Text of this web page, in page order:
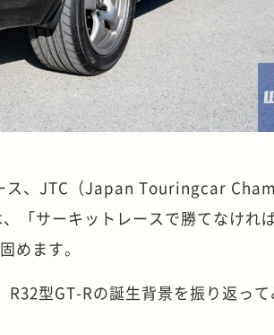
ス、JTC（Japan Touringcar
「サーキットレースで勝てなけれ
めます。
型GT-Rの誕生背景を振り返っ